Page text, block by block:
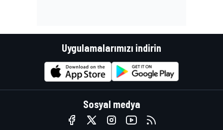
Uygulamalarımızı indirin
Sosyal medya